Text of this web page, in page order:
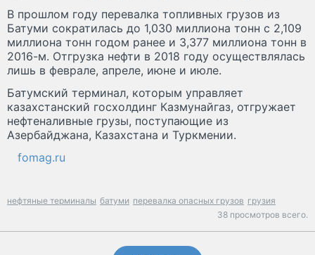
В прошлом году перевалка топливных грузов из
Батуми сократилась до 1,030 миллиона тонн с 2,109
миллиона тонн годом ранее и 3,377 миллиона тонн в
2016-м. Отгрузка нефти в 2018 году осуществлялась
лишь в феврале, апреле, июне и июле.
Батумский терминал, которым управляет
казахстанский госхолдинг Казмунайгаз, отгружает
нефтеналивные грузы, поступающие из
Азербайджана, Казахстана и Туркмении.
fomag.ru
нефтяные терминалы батуми перевалка опасных грузов грузия
38 просмотров всего.